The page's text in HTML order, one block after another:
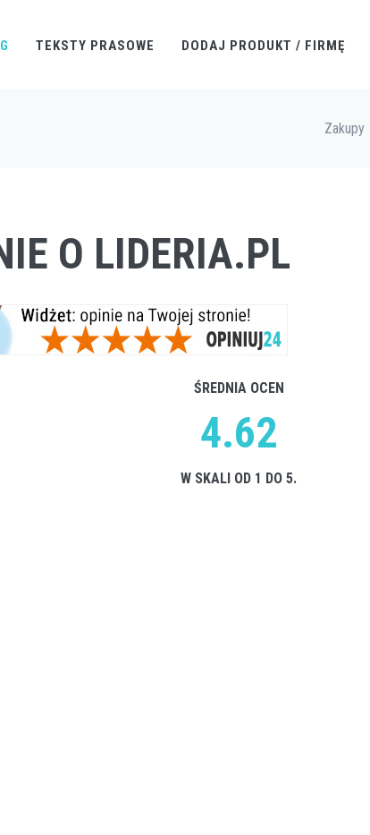
TEKSTY PRASOWE DODAJ PRODUKT / FIRMĘ
Zakupy
O LIDERIA.PL
ŚREDNIA OCEN
4.62
W SKALI OD 1 DO 5.